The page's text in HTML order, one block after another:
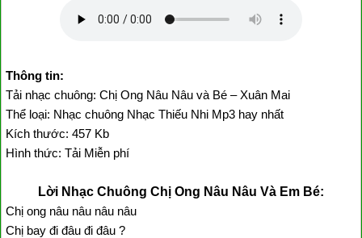
Thông tin:
Tải nhạc chuông: Chị Ong Nâu Nâu và Bé – Xuân Mai
Thể loại: Nhạc chuông Nhạc Thiếu Nhi Mp3 hay nhất
Kích thước: 457 Kb
Hình thức: Tải Miễn phí
Lời Nhạc Chuông Chị Ong Nâu Nâu Và Em Bé:
Chị ong nâu nâu nâu nâu
Chị bay đi đâu đi đâu ?